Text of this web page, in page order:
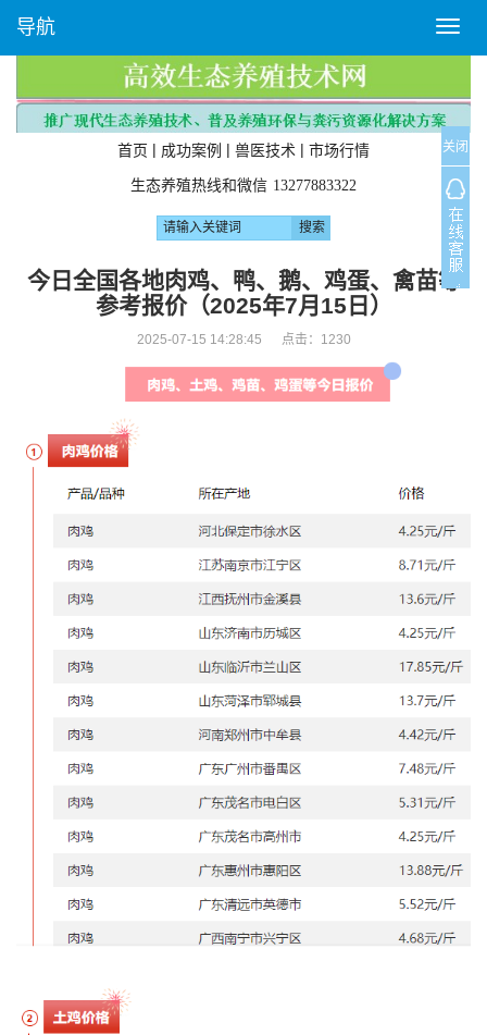
T
o
g
l
e
n
a
v
i
g
a
导航
首页 | 成功案例 | 兽医技术 | 市场行情
生态养殖热线和微信 13277883322
今日全国各地肉鸡、鸭、鹅、鸡蛋、禽苗等
参考报价（2025年7月15日）
2025-07-15 14:28:45 点击： 1230
关闭